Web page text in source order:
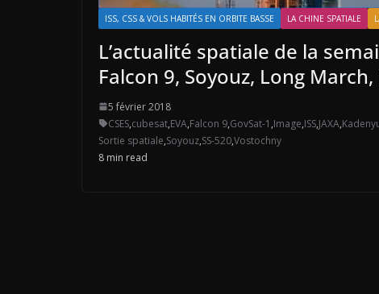
ISS, CSS & VOLS HABITÉS EN ORBITE BASSE LA CHINE SPATIALE
L’actualité spatiale de la
Falcon 9, Soyouz, Long March,
5 février 2018
CSES,cubesat,EVA,Falcon 9,GovSat-1 ,Image,ISS,JAXA,
Sortie spatiale,Soyouz,SS-520,Vostochny
8 min read